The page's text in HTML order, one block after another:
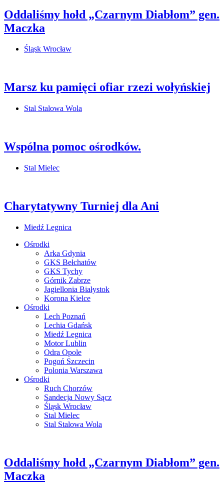
Oddaliśmy hołd „Czarnym Diabłom” gen.
Maczka
Śląsk Wrocław
Marsz ku pamięci ofiar rzezi wołyńskiej
Stal Stalowa Wola
Wspólna pomoc ośrodków.
Stal Mielec
Charytatywny Turniej dla Ani
Miedź Legnica
Ośrodki
Arka Gdynia
GKS Bełchatów
GKS Tychy
Górnik Zabrze
Jagiellonia Białystok
Korona Kielce
Ośrodki
Lech Poznań
Lechia Gdańsk
Miedź Legnica
Motor Lublin
Odra Opole
Pogoń Szczecin
Polonia Warszawa
Ośrodki
Ruch Chorzów
Sandecja Nowy Sącz
Śląsk Wrocław
Stal Mielec
Stal Stalowa Wola
Oddaliśmy hołd „Czarnym Diabłom” gen.
Maczka